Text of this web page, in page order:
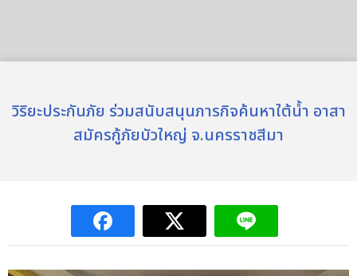
วิริยะประกันภัย ร่วมสนับสนุนภารกิจค้นหาใต้น้ำ อาสา
สมัครกู้ภัยบัวใหญ่ จ.นครราชสีมา